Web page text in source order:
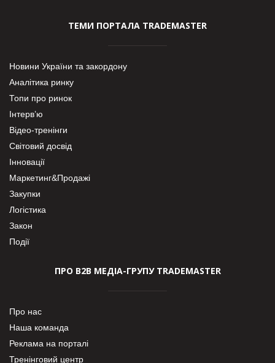
ТЕМИ ПОРТАЛА TRADEMASTER
Новини України та закордону
Аналітика ринку
Топи про ринок
Інтерв’ю
Відео-тренінги
Світовий досвід
Інновації
Маркетинг&Продажі
Закупки
Логістика
Закон
Події
ПРО В2В МЕДІА-ГРУПУ TRADEMASTER
Про нас
Наша команда
Реклама на порталі
Тренінговий центр